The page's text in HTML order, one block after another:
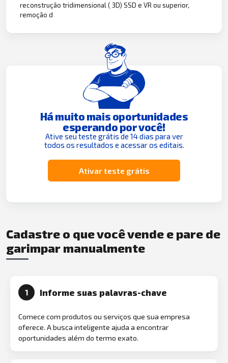
reconstrução tridimensional ( 3D) SSD e VR ou superior,
remoção d
Há muito mais oportunidades
esperando por você!
Ative seu teste grátis de 14 dias para ver
todos os resultados e acessar os editais.
Ativar teste grátis
Cadastre o que você vende e pare de
garimpar manualmente
1 Informe suas palavras-chave
Comece com produtos ou serviços que sua empresa
oferece. A busca inteligente ajuda a encontrar
oportunidades além do termo exato.